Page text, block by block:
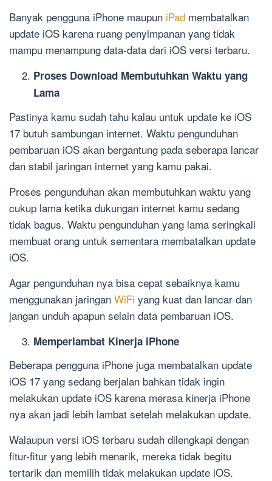
Banyak pengguna iPhone maupun iPad membatalkan
update iOS karena ruang penyimpanan yang tidak
mampu menampung data-data dari iOS versi terbaru.
Proses Download Membutuhkan Waktu yang
Lama
Pastinya kamu sudah tahu kalau untuk update ke iOS
17 butuh sambungan internet. Waktu pengunduhan
pembaruan iOS akan bergantung pada seberapa lancar
dan stabil jaringan internet yang kamu pakai.
Proses pengunduhan akan membutuhkan waktu yang
cukup lama ketika dukungan internet kamu sedang
tidak bagus. Waktu pengunduhan yang lama seringkali
membuat orang untuk sementara membatalkan update
iOS.
Agar pengunduhan nya bisa cepat sebaiknya kamu
menggunakan jaringan WiFi yang kuat dan lancar dan
jangan unduh apapun selain data pembaruan iOS.
Memperlambat Kinerja iPhone
Beberapa pengguna iPhone juga membatalkan update
iOS 17 yang sedang berjalan bahkan tidak ingin
melakukan update iOS karena merasa kinerja iPhone
nya akan jadi lebih lambat setelah melakukan update.
Walaupun versi iOS terbaru sudah dilengkapi dengan
fitur-fitur yang lebih menarik, mereka tidak begitu
tertarik dan memilih tidak melakukan update iOS.